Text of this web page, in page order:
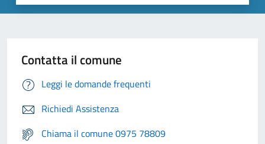
Contatta il comune
Leggi le domande frequenti
Richiedi Assistenza
Chiama il comune 0975 78809